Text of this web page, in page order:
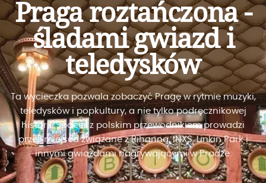
Praga roztańczona -
śladami gwiazd i
teledysków
Ta wycieczka pozwala zobaczyć Pragę w rytmie muzyki,
teledysków i popkultury, a nie tylko podręcznikowej
historii. Spacer z polskim przewodnikiem prowadzi
przez miejsca związane z Rihanną, INXS, Linkin Park i
innymi gwiazdami nagrywającymi w Pradze.